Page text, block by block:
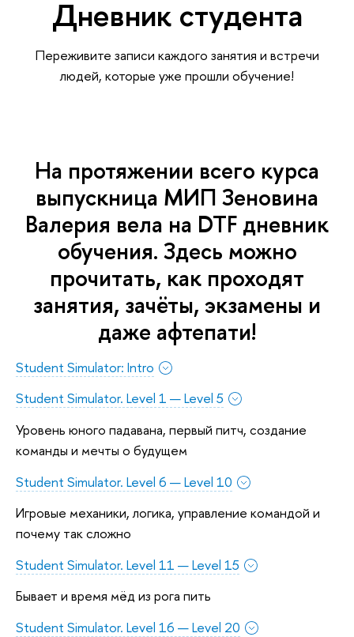
Дневник студента
Переживите записи каждого занятия и встречи
людей, которые уже прошли обучение!
На протяжении всего курса
выпускница МИП Зеновина
Валерия вела на DTF дневник
обучения. Здесь можно
прочитать, как проходят
занятия, зачёты, экзамены и
даже афтепати!
Student Simulator: Intro
Student Simulator. Level 1 — Level 5
Уровень юного падавана, первый питч, создание
команды и мечты о будущем
Student Simulator. Level 6 — Level 10
Игровые механики, логика, управление командой и
почему так сложно
Student Simulator. Level 11 — Level 15
Бывает и время мёд из рога пить
Student Simulator. Level 16 — Level 20